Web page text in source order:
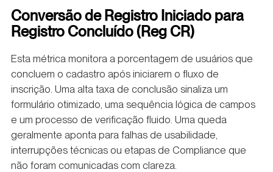
Conversão de Registro Iniciado para
Registro Concluído (Reg CR)
Esta métrica monitora a porcentagem de usuários que
concluem o cadastro após iniciarem o fluxo de
inscrição. Uma alta taxa de conclusão sinaliza um
formulário otimizado, uma sequência lógica de campos
e um processo de verificação fluido. Uma queda
geralmente aponta para falhas de usabilidade,
interrupções técnicas ou etapas de Compliance que
não foram comunicadas com clareza.